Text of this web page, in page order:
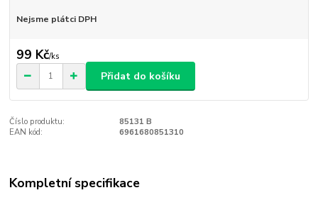
Nejsme plátci DPH
99 Kč/ks
Přidat do košíku
Číslo produktu:
85131 B
EAN kód:
6961680851310
Kompletní specifikace